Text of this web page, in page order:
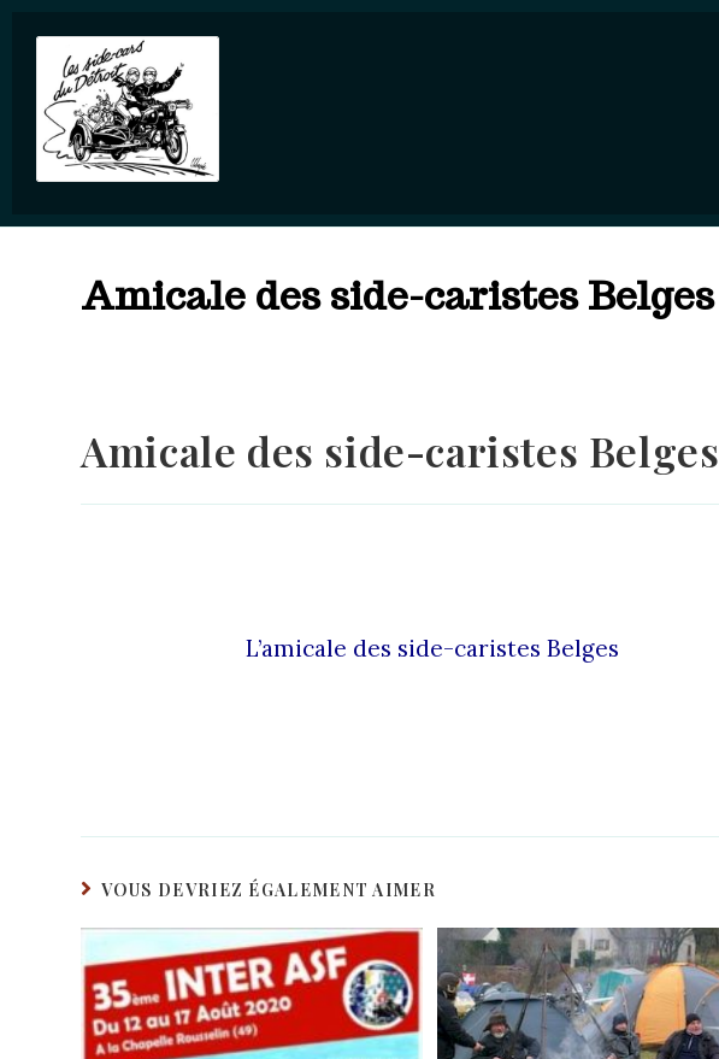
Amicale des side-caristes Belges
Amicale des side-caristes Belges
L’amicale des side-caristes Belges
VOUS DEVRIEZ ÉGALEMENT AIMER